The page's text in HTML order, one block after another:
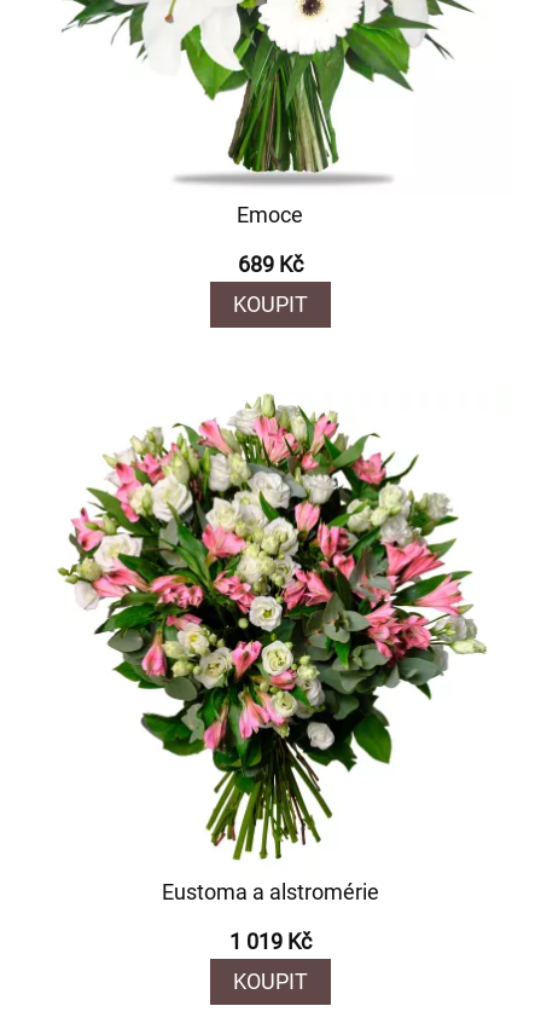
Emoce
689 Kč
KOUPIT
Eustoma a alstromérie
1 019 Kč
KOUPIT